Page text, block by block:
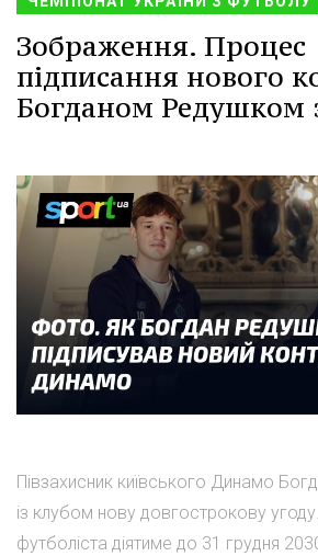
Зображення. Процес
підписання нового
Богданом Редушком
Півзахисник київського Динамо
із клубом нову довгострокову
футболіста діятиме до 31 грудня